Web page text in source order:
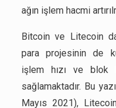
ağın işlem hacmi
Bitcoin ve Litecoin
para projesinin de
işlem hızı ve blok
sağlamaktadır. Bu
Mayıs 2021),